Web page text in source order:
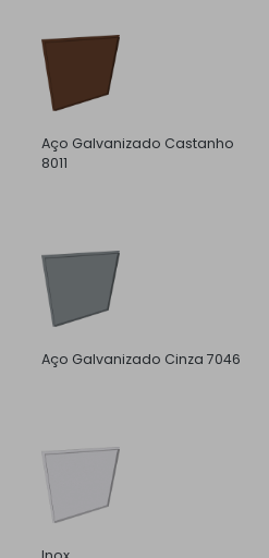
Aço Galvanizado Castanho
8011
Aço Galvanizado Cinza 7046